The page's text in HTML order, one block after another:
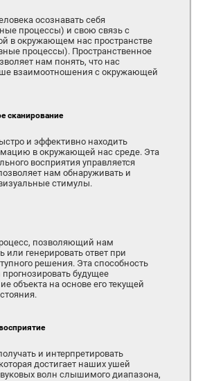
осознавать себя
процессы) и свою связь с
в окружающем нас пространстве
процессы). Пространственное
нам понять, что нас
взаимоотношения с окружающей
сканирование
и эффективно находить
в окружающей нас среде. Эта
восприятия управляется
нам обнаруживать и
стимулы.
позволяющий нам
или генерировать ответ при
решения. Эта способность
будущее
объекта на основе его текущей
и интерпретировать
достигает наших ушей
волн слышимого диапазона,